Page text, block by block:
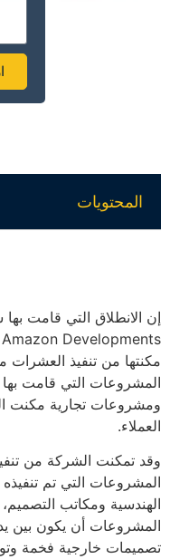
المحتويات
إن الانطلاق التي قامت
مكنتها من تنفيذ العشرات
المشروعات التي قامت
ومشروعات تجارية مكنت
العملاء.
المشروعات التي تم
الهندسية ومكاتب
المشروعات أن يكون بين
تصميمات خارجية فخمة